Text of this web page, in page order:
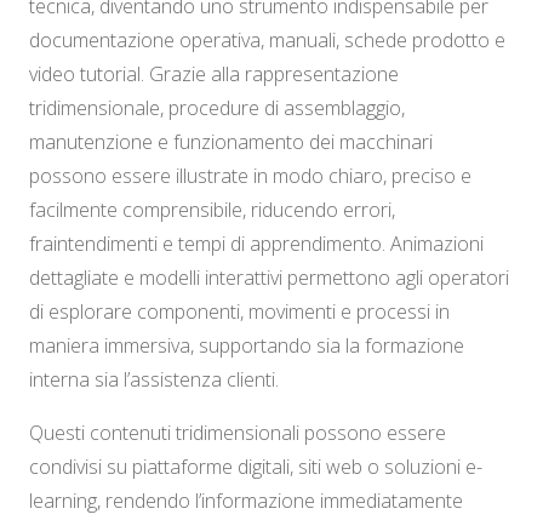
tecnica, diventando uno strumento indispensabile per
documentazione operativa, manuali, schede prodotto e
video tutorial. Grazie alla rappresentazione
tridimensionale, procedure di assemblaggio,
manutenzione e funzionamento dei macchinari
possono essere illustrate in modo chiaro, preciso e
facilmente comprensibile, riducendo errori,
fraintendimenti e tempi di apprendimento. Animazioni
dettagliate e modelli interattivi permettono agli operatori
di esplorare componenti, movimenti e processi in
maniera immersiva, supportando sia la formazione
interna sia l’assistenza clienti.
Questi contenuti tridimensionali possono essere
condivisi su piattaforme digitali, siti web o soluzioni e-
learning, rendendo l’informazione immediatamente